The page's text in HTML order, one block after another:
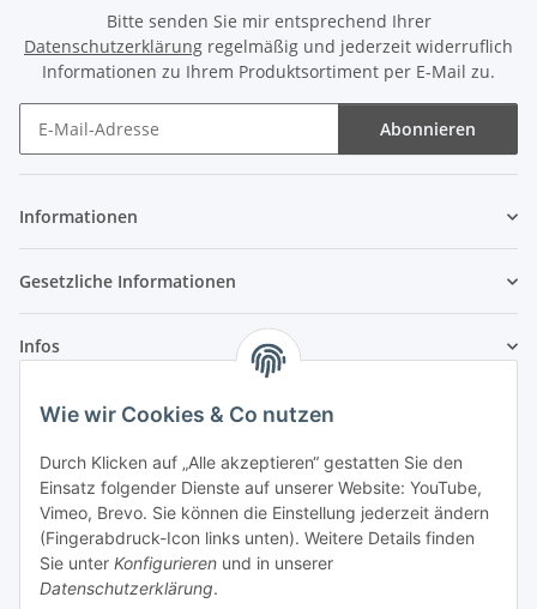
Wie wir Cookies & Co nutzen
Durch Klicken auf „Alle akzeptieren“ gestatten Sie den
Einsatz folgender Dienste auf unserer Website: YouTube,
Vimeo, Brevo. Sie können die Einstellung jederzeit ändern
(Fingerabdruck-Icon links unten). Weitere Details finden
Sie unter Konfigurieren und in unserer
Datenschutzerklärung.
Bitte senden Sie mir entsprechend Ihrer
Datenschutzerklärung regelmäßig und jederzeit widerruflich
Informationen zu Ihrem Produktsortiment per E-Mail zu.
Abonnieren
Informationen
Gesetzliche Informationen
Infos
Laden - Öffnungszeiten:
Montag 09:00Uhr bis
16:00 Uhr
Dienstag
09:00 Uhr bis
17:00 Uhr
Mittwoch
09:00 Uhr bis 16:00 Uhr
Donnerstag
09:00 Uhr bis
17:00 Uhr
Freitag
09:00 Uhr